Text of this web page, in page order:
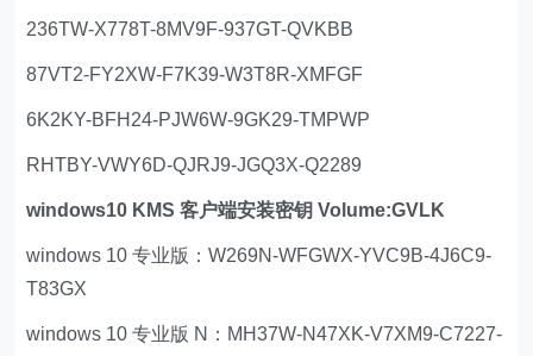
236TW-X778T-8MV9F-937GT-QVKBB
87VT2-FY2XW-F7K39-W3T8R-XMFGF
6K2KY-BFH24-PJW6W-9GK29-TMPWP
RHTBY-VWY6D-QJRJ9-JGQ3X-Q2289
windows10 KMS 客户端安装密钥 Volume:GVLK
windows 10 专业版：W269N-WFGWX-YVC9B-4J6C9-
T83GX
windows 10 专业版 N：MH37W-N47XK-V7XM9-C7227-